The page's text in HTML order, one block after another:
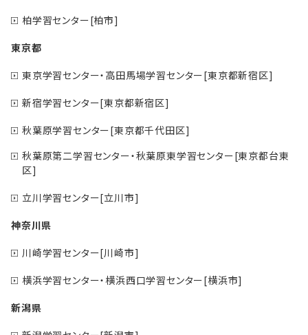
柏学習センター[柏市]
東京都
東京学習センター・高田馬場学習センター[東京都新宿区]
新宿学習センター[東京都新宿区]
秋葉原学習センター[東京都千代田区]
秋葉原第二学習センター・秋葉原東学習センター[東京都台東
区]
立川学習センター[立川市]
神奈川県
川崎学習センター[川崎市]
横浜学習センター・横浜西口学習センター[横浜市]
新潟県